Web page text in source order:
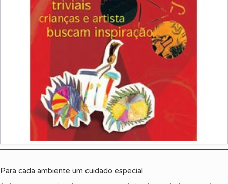
Para cada ambiente um cuidado especial